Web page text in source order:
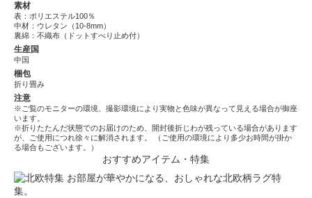
素材
表：ポリエステル100％
中材：ウレタン（10-8mm）
裏綿：不織布（ドットすべり止め付）
生産国
中国
梱包
折り畳み
注意
※ご覧のモニターの環境、撮影環境により実物と色味が異なって見える場合が御座
います。
※折りたたんだ状態でのお届けのため、開封後折じわが残っている場合があります
が、ご使用につれ徐々に解消されます。 （ご使用の環境により多少お時間が掛か
る場合もございます。）
おすすめアイテム・特集
お部屋が華やかになる、おしゃれな北欧柄ラグ特
集。